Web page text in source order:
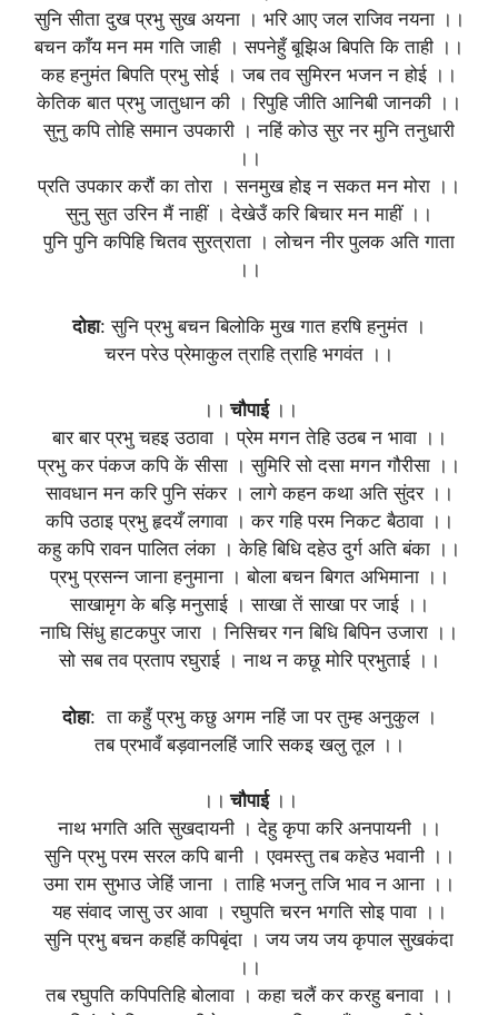
सुनि सीता दुख प्रभु सुख अयना । भरि आए जल राजिव नयना ।।
बचन काँय मन मम गति जाही । सपनेहुँ बूझिअ बिपति कि ताही ।।
कह हनुमंत बिपति प्रभु सोई । जब तव सुमिरन भजन न होई ।।
केतिक बात प्रभु जातुधान की । रिपुहि जीति आनिबी जानकी ।।
सुनु कपि तोहि समान उपकारी । नहिं कोउ सुर नर मुनि तनुधारी
।।
प्रति उपकार करौं का तोरा । सनमुख होइ न सकत मन मोरा ।।
सुनु सुत उरिन मैं नाहीं । देखेउँ करि बिचार मन माहीं ।।
पुनि पुनि कपिहि चितव सुरत्राता । लोचन नीर पुलक अति गाता
।।
दोहा: सुनि प्रभु बचन बिलोकि मुख गात हरषि हनुमंत ।
चरन परेउ प्रेमाकुल त्राहि त्राहि भगवंत ।।
।। चौपाई ।।
बार बार प्रभु चहइ उठावा । प्रेम मगन तेहि उठब न भावा ।।
प्रभु कर पंकज कपि कें सीसा । सुमिरि सो दसा मगन गौरीसा ।।
सावधान मन करि पुनि संकर । लागे कहन कथा अति सुंदर ।।
कपि उठाइ प्रभु हृदयँ लगावा । कर गहि परम निकट बैठावा ।।
कहु कपि रावन पालित लंका । केहि बिधि दहेउ दुर्ग अति बंका ।।
प्रभु प्रसन्न जाना हनुमाना । बोला बचन बिगत अभिमाना ।।
साखामृग के बड़ि मनुसाई । साखा तें साखा पर जाई ।।
नाघि सिंधु हाटकपुर जारा । निसिचर गन बिधि बिपिन उजारा ।।
सो सब तव प्रताप रघुराई । नाथ न कछू मोरि प्रभुताई ।।
दोहा: ता कहुँ प्रभु कछु अगम नहिं जा पर तुम्ह अनुकुल ।
तब प्रभावँ बड़वानलहिं जारि सकइ खलु तूल ।।
।। चौपाई ।।
नाथ भगति अति सुखदायनी । देहु कृपा करि अनपायनी ।।
सुनि प्रभु परम सरल कपि बानी । एवमस्तु तब कहेउ भवानी ।।
उमा राम सुभाउ जेहिं जाना । ताहि भजनु तजि भाव न आना ।।
यह संवाद जासु उर आवा । रघुपति चरन भगति सोइ पावा ।।
सुनि प्रभु बचन कहहिं कपिबृंदा । जय जय जय कृपाल सुखकंदा
।।
तब रघुपति कपिपतिहि बोलावा । कहा चलैं कर करहु बनावा ।।